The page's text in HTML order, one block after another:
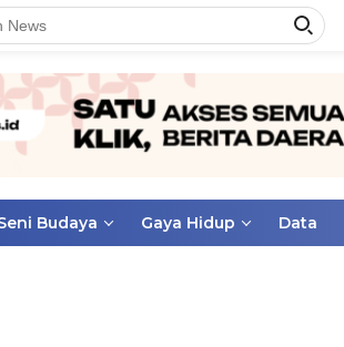
Budaya Gaya Hidup Data